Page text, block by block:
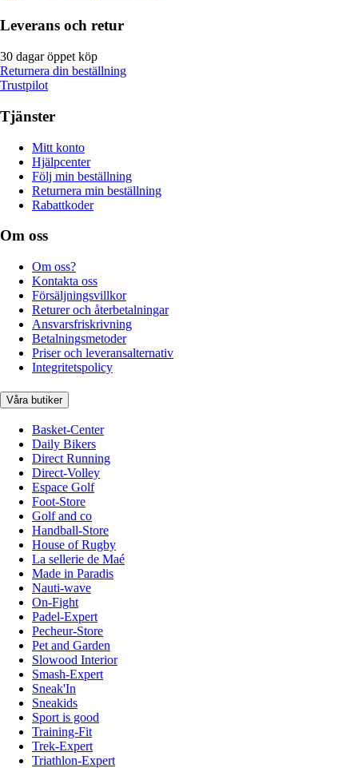
Leverans och retur
30 dagar öppet köp
Returnera din beställning
Trustpilot
Tjänster
Mitt konto
Hjälpcenter
Följ min beställning
Returnera min beställning
Rabattkoder
Om oss
Om oss?
Kontakta oss
Försäljningsvillkor
Returer och återbetalningar
Ansvarsfriskrivning
Betalningsmetoder
Priser och leveransalternativ
Integritetspolicy
Våra butiker
Basket-Center
Daily Bikers
Direct Running
Direct-Volley
Espace Golf
Foot-Store
Golf and co
Handball-Store
House of Rugby
La sellerie de Maé
Made in Paradis
Nauti-wave
On-Fight
Padel-Expert
Pecheur-Store
Pet and Garden
Slowood Interior
Smash-Expert
Sneak'In
Sneakids
Sport is good
Training-Fit
Trek-Expert
Triathlon-Expert